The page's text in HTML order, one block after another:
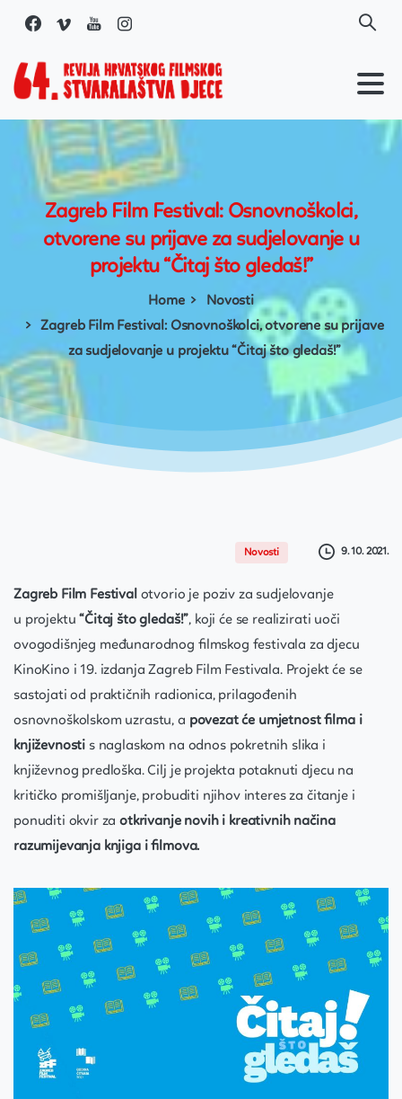
content
Zagreb Film Festival: Osnovnoškolci,
otvorene su prijave za sudjelovanje u
projektu “Čitaj što gledaš!”
Home
Novosti
Zagreb Film Festival: Osnovnoškolci, otvorene su prijave
za sudjelovanje u projektu “Čitaj što gledaš!”
Novosti 9. 10. 2021.
Zagreb Film Festival otvorio je poziv za sudjelovanje
u projektu “Čitaj što gledaš!”, koji će se realizirati uoči
ovogodišnjeg međunarodnog filmskog festivala za djecu
KinoKino i 19. izdanja Zagreb Film Festivala. Projekt će se
sastojati od praktičnih radionica, prilagođenih
osnovnoškolskom uzrastu, a povezat će umjetnost filma i
književnosti s naglaskom na odnos pokretnih slika i
književnog predloška. Cilj je projekta potaknuti djecu na
kritičko promišljanje, probuditi njihov interes za čitanje i
ponuditi okvir zaotkrivanje novih i kreativnih načina
razumijevanja knjiga i filmova.